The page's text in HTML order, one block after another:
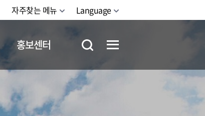
자주찾는 메뉴 Language
홍보센터